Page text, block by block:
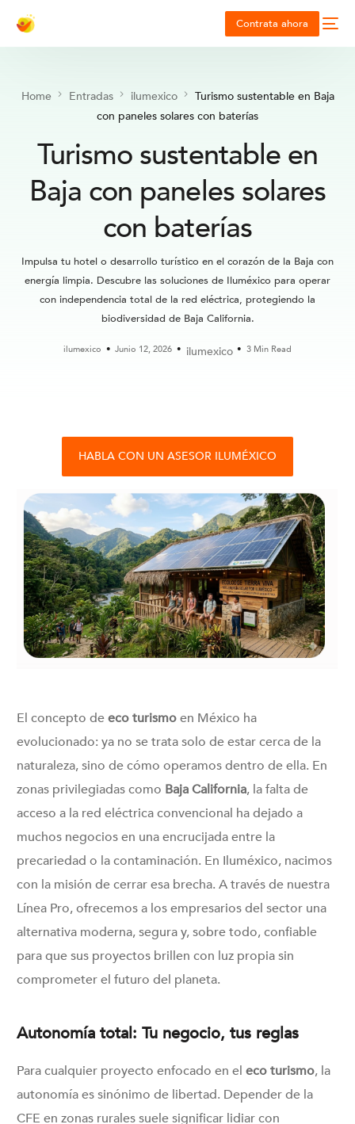
Contrata ahora
Home Entradas ilumexico
Turismo sustentable en Baja
con paneles solares con baterías
Turismo sustentable en
Baja con paneles solares
con baterías
Impulsa tu hotel o desarrollo turístico en el corazón de la Baja con
energía limpia. Descubre las soluciones de Iluméxico para operar
con independencia total de la red eléctrica, protegiendo la
biodiversidad de Baja California.
ilumexico Junio 12, 2026 ilumexico 3 Min Read
HABLA CON UN ASESOR ILUMÉXICO
El concepto deeco turismoen México ha
evolucionado: ya no se trata solo de estar cerca de la
naturaleza, sino de cómo operamos dentro de ella. En
zonas privilegiadas como Baja California, la falta de
acceso a la red eléctrica convencional ha dejado a
muchos negocios en una encrucijada entre la
precariedad o la contaminación. En Iluméxico, nacimos
con la misión de cerrar esa brecha. A través de nuestra
Línea Pro, ofrecemos a los empresarios del sector una
alternativa moderna, segura y, sobre todo, confiable
para que sus proyectos brillen con luz propia sin
comprometer el futuro del planeta.
Autonomía total: Tu negocio, tus reglas
Para cualquier proyecto enfocado en eleco turismo, la
autonomía es sinónimo de libertad. Depender de la
CFE en zonas rurales suele significar lidiar con